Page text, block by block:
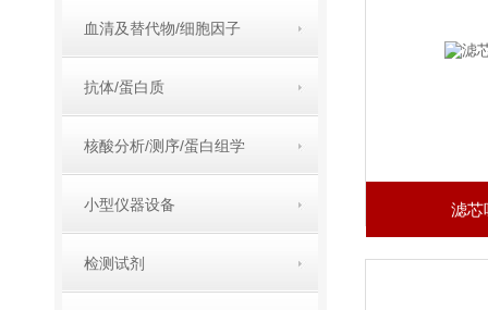
血清及替代物/细胞因子
抗体/蛋白质
核酸分析/测序/蛋白组学
小型仪器设备
检测试剂
滤芯